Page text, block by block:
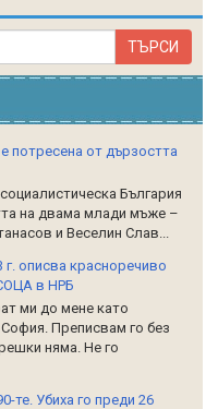
потресена от дързостта
България
на двама млади мъже –
и Веселин Слав...
г. описва красноречиво
в НРБ
ми до мене като
Преписвам го без
няма. Не го
те. Убиха го преди 26